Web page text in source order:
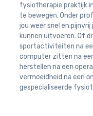
fysiotherapie praktijk
te bewegen. Onder
jou weer snel en
kunnen uitvoeren. Of
sportactiviteiten na
computer zitten na
herstellen na een
vermoeidheid na een
gespecialiseerde